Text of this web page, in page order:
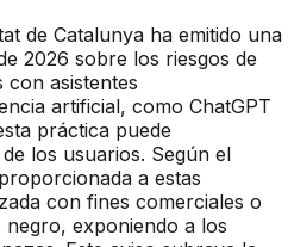
de Catalunya ha emitido una
2026 sobre los riesgos de
asistentes
artificial, como ChatGPT
práctica puede
los usuarios. Según el
a estas
con fines comerciales o
exponiendo a los